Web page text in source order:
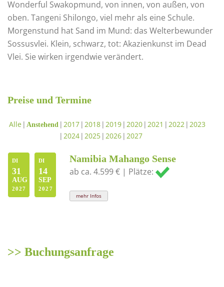
Wonderful Swakopmund, von innen, von außen, von
oben. Tangeni Shilongo, viel mehr als eine Schule.
Morgenstund hat Sand im Mund: das Welterbewunder
Sossusvlei. Klein, schwarz, tot: Akazienkunst im Dead
Vlei. Sie wirken irgendwie verändert.
Preise und Termine
Alle Anstehend 2017 2018 2019 2020 2021 2022 2023
2024 2025 2026 2027
DI
31
AUG
2027
DI
14
SEP
2027
Namibia Mahango Sense
ab ca. 4.599 € | Plätze:
mehr Infos
>> Buchungsanfrage